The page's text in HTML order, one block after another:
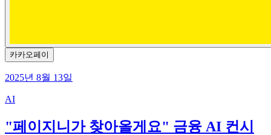
카카오페이
2025년 8월 13일
AI
"페이지니가 찾아올게요" 금융 AI 컨시